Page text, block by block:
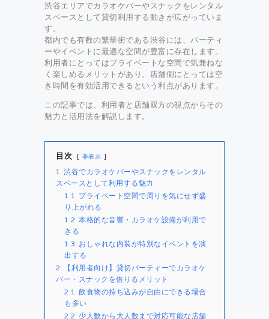
渋谷エリアでカラオケバーやスナックをレンタル
スペースとして貸切利用する動きが広がっていま
す。
都内でも有数の繁華街である渋谷には、パーティ
ーやイベントに最適な空間が豊富に存在します。
利用者にとってはプライベートな空間で気兼ねな
く楽しめるメリットがあり、店舗側にとっては空
き時間を有効活用できるという利点があります。
この記事では、利用者と店舗双方の視点からその
魅力と活用法を解説します。
目次 非表示
1 渋谷でカラオケバーやスナックをレンタル
スペースとして利用する魅力
1.1 プライベート空間で周りを気にせず盛
り上がれる
1.2 本格的な音響・カラオケ設備が利用で
きる
1.3 おしゃれな内装が特別なイベントを演
出する
2
【利用者向け】貸切パーティーでカラオケ
バー・スナックを借りるメリット
2.1 飲食物の持ち込みが自由にできる場合
も多い
2.2 少人数から大人数まで対応可能な店舗